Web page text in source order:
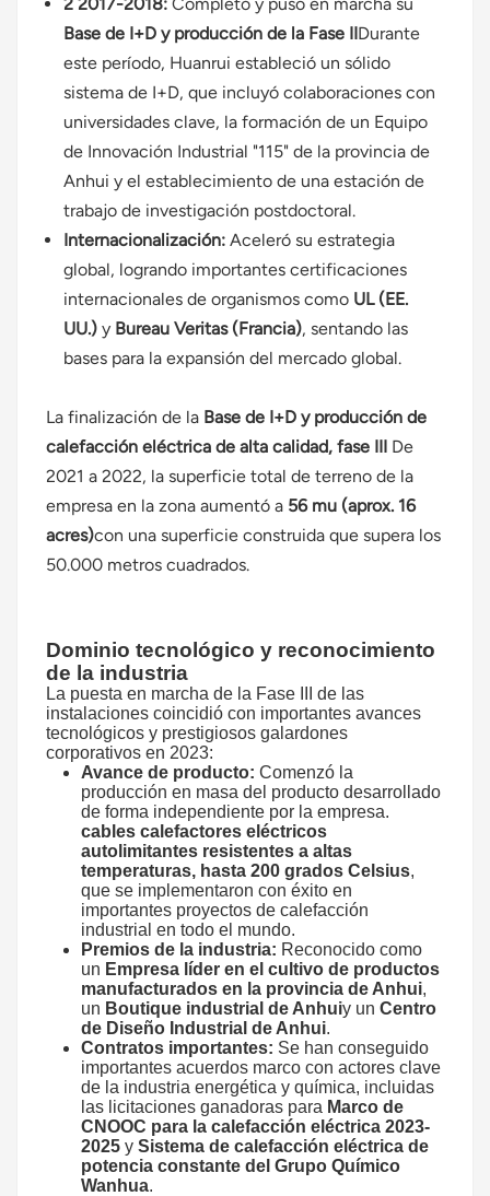
Base de I+D y producción de la Fase IIDurante
este período, Huanrui estableció un sólido
sistema de I+D, que incluyó colaboraciones con
universidades clave, la formación de un Equipo
de Innovación Industrial "115" de la provincia de
Anhui y el establecimiento de una estación de
trabajo de investigación postdoctoral.
Internacionalización: Aceleró su estrategia
global, logrando importantes certificaciones
internacionales de organismos como UL (EE.
UU.) y Bureau Veritas (Francia), sentando las
bases para la expansión del mercado global.
La finalización de la Base de I+D y producción de
calefacción eléctrica de alta calidad, fase III De
2021 a 2022, la superficie total de terreno de la
empresa en la zona aumentó a 56 mu (aprox. 16
acres)con una superficie construida que supera los
50.000 metros cuadrados.
Dominio tecnológico y reconocimiento
de la industria
La puesta en marcha de la Fase III de las
instalaciones coincidió con importantes avances
tecnológicos y prestigiosos galardones
corporativos en 2023:
Avance de producto: Comenzó la
producción en masa del producto desarrollado
de forma independiente por la empresa.
cables calefactores eléctricos
autolimitantes resistentes a altas
temperaturas, hasta 200 grados Celsius,
que se implementaron con éxito en
importantes proyectos de calefacción
industrial en todo el mundo.
Premios de la industria: Reconocido como
un Empresa líder en el cultivo de productos
manufacturados en la provincia de Anhui,
un Boutique industrial de Anhuiy unCentro
de Diseño Industrial de Anhui.
Contratos importantes: Se han conseguido
importantes acuerdos marco con actores clave
de la industria energética y química, incluidas
las licitaciones ganadoras para Marco de
CNOOC para la calefacción eléctrica 2023-
2025 ySistema de calefacción eléctrica de
potencia constante del Grupo Químico
Wanhua.